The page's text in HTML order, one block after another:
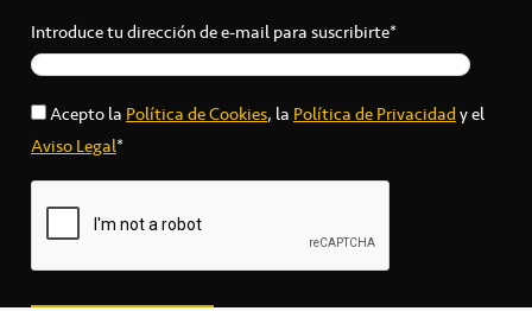
Introduce tu dirección de e-mail para suscribirte*
Acepto laPolítica de Cookies, laPolítica de Privacidady el
Aviso Legal*